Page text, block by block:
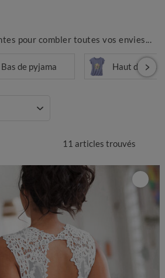
pour combler toutes vos envies...
Bas de pyjama Haut de
11 articles trouvés